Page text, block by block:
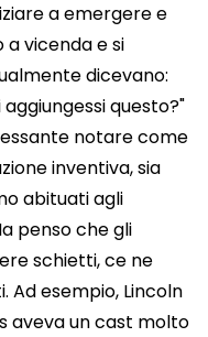
a emergere e
vicenda e si
dicevano:
questo?"
notare come
inventiva, sia
abituati agli
penso che gli
schietti, ce ne
Ad esempio, Lincoln
aveva un cast molto